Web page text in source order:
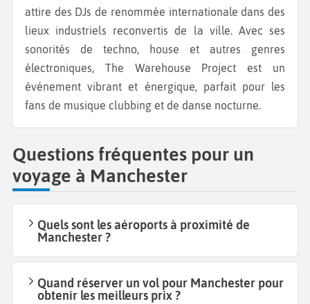
attire des DJs de renommée internationale dans des
lieux industriels reconvertis de la ville. Avec ses
sonorités de techno, house et autres genres
électroniques, The Warehouse Project est un
événement vibrant et énergique, parfait pour les
fans de musique clubbing et de danse nocturne.
Questions fréquentes pour un
voyage à Manchester
Quels sont les aéroports à proximité de
Manchester ?
Quand réserver un vol pour Manchester pour
obtenir les meilleurs prix ?